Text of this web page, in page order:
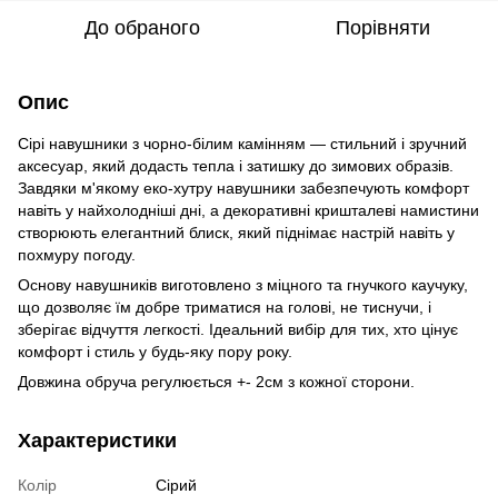
До обраного Порівняти
Опис
Сірі навушники з чорно-білим камінням — стильний і зручний
аксесуар, який додасть тепла і затишку до зимових образів.
Завдяки м'якому еко-хутру навушники забезпечують комфорт
навіть у найхолодніші дні, а декоративні кришталеві намистини
створюють елегантний блиск, який піднімає настрій навіть у
похмуру погоду.
Основу навушників виготовлено з міцного та гнучкого каучуку,
що дозволяє їм добре триматися на голові, не тиснучи, і
зберігає відчуття легкості. Ідеальний вибір для тих, хто цінує
комфорт і стиль у будь-яку пору року.
Довжина обруча регулюється +- 2см з кожної сторони.
Характеристики
Колір
Сірий